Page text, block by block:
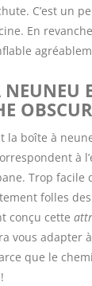
C’est un
En
OBSCUR
la boîte à
à
Trop facile
folles
conçu cette
vous adapter à
que le